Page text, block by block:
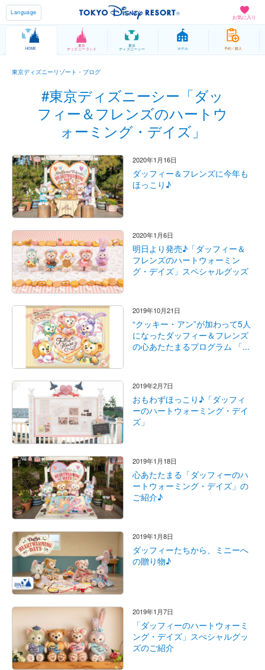
お気に入り
Language
HOME
東京
ディズニーランド
東京
ディズニーシー ホテル 予約 / 購入
東京ディズニーリゾート・ブログ
#東京ディズニーシー「ダッ
フィー＆フレンズのハートウ
ォーミング・デイズ」
2020年1月16日
ダッフィー＆フレンズに今年も
ほっこり♪
2020年1月6日
明日より発売♪「ダッフィー＆
フレンズのハートウォーミン
グ・デイズ」スペシャルグッズ
2019年10月21日
“クッキー・アン”が加わって5人
になったダッフィー＆フレンズ
の心あたたまるプログラム 「...
2019年2月7日
おもわずほっこり♪「ダッフィ
ーのハートウォーミング・デイ
ズ」
2019年1月18日
心あたたまる「ダッフィーのハ
ートウォーミング・デイズ」の
ご紹介♪
2019年1月8日
ダッフィーたちから、ミニーへ
の贈り物♪
2019年1月7日
「ダッフィーのハートウォーミ
ング・デイズ」スぺシャルグッ
ズのご紹介